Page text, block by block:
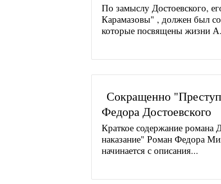
По замыслу Достоевского,
Карамазовы" , должен был
которые посвящены жизни
Сокращенно
Федора Достоевского
Краткое содержание романа
наказание" Роман Федора
начинается с описания...